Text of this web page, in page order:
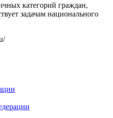
категорий граждан,
задачам национального